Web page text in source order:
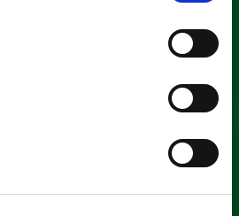
Tränare i juni